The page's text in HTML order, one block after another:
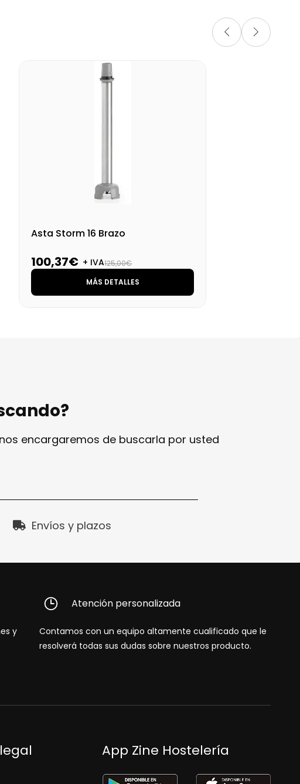
Asta Storm 16 Brazo
100,37€ + IVA125,00€
MÁS DETALLES
encargaremos de buscarla por usted
Envíos y plazos
y
Atención personalizada
Contamos con un equipo altamente cualificado que le
resolverá todas sus dudas sobre nuestros producto.
App Zine Hostelería